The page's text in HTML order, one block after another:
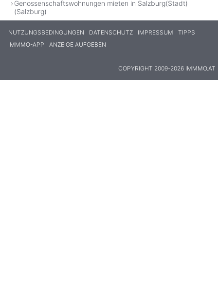
Genossenschaftswohnungen mieten in Salzburg(Stadt)
(Salzburg)
NUTZUNGSBEDINGUNGEN DATENSCHUTZ IMPRESSUM
TIPPS
IMMMO-APP
ANZEIGE AUFGEBEN
COPYRIGHT 2009-2026 IMMMO.AT